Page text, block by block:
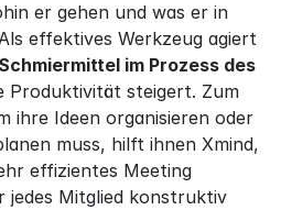
er gehen und was er in
effektives Werkzeug agiert
im Prozess des
Produktivität steigert. Zum
ihre Ideen organisieren oder
muss, hilft ihnen Xmind,
effizientes Meeting
Mitglied konstruktiv